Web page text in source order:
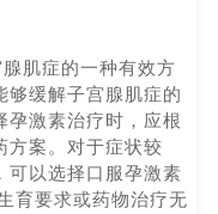
肌症的一种有效方
够缓解子宫腺肌症的
孕激素治疗时，应根
方案。对于症状较
可以选择口服孕激素
育要求或药物治疗无